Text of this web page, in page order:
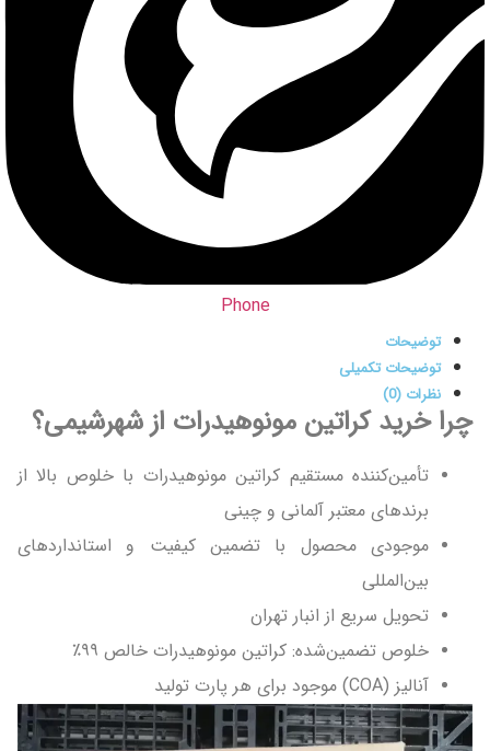
Phone
توضیحات
توضیحات تکمیلی
نظرات (0)
چرا خرید کراتین مونوهیدرات از شهرشیمی؟
تأمین‌کننده مستقیم کراتین مونوهیدرات با خلوص بالا از
برندهای معتبر آلمانی و چینی
موجودی محصول با تضمین کیفیت و استانداردهای
بین‌المللی
تحویل سریع از انبار تهران
خلوص تضمین‌شده: کراتین مونوهیدرات خالص ۹۹٪
آنالیز (COA) موجود برای هر پارت تولید